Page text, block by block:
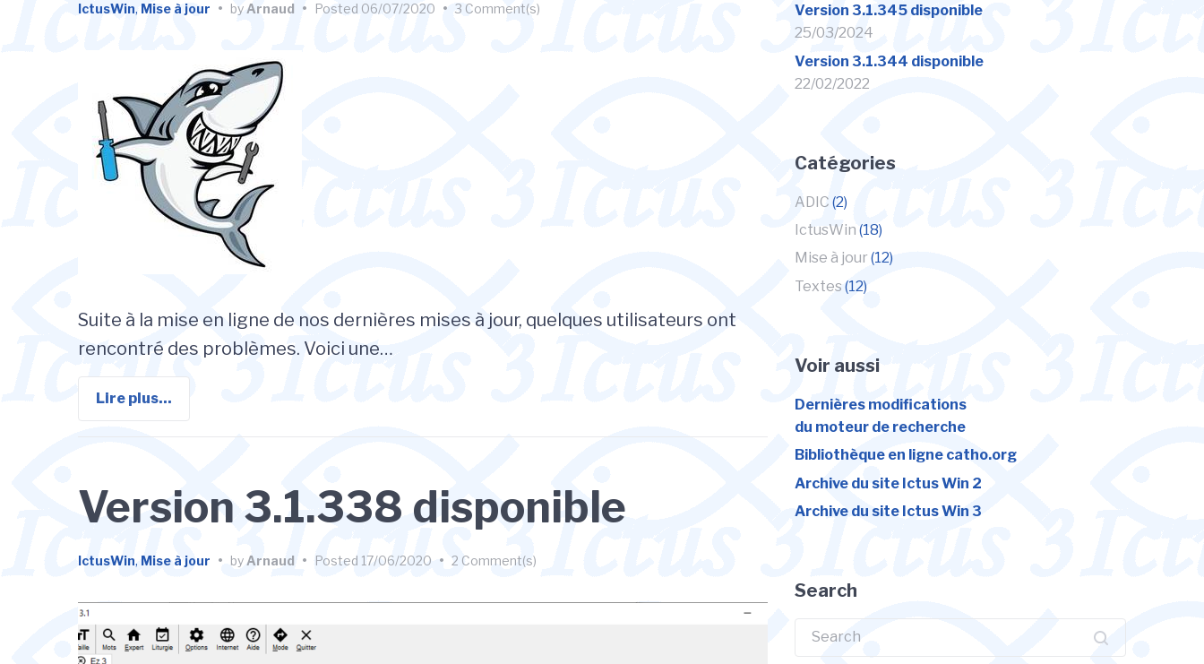
IctusWin, Mise à jour • byArnaud • Posted 06/07/2020 • 3 Comment(s)
Suite à la mise en ligne de nos dernières mises à jour, quelques utilisateurs ont
rencontré des problèmes. Voici une…
Lire plus...
Version 3.1.338 disponible
IctusWin, Mise à jour • byArnaud • Posted 17/06/2020 • 2 Comment(s)
Version 3.1.345 disponible
25/03/2024
Version 3.1.344 disponible
22/02/2022
Catégories
ADIC (2)
IctusWin (18)
Mise à jour (12)
Textes (12)
Voir aussi
Dernières modifications
du moteur de recherche
Bibliothèque en ligne catho.org
Archive du site Ictus Win 2
Archive du site Ictus Win 3
Search
Search